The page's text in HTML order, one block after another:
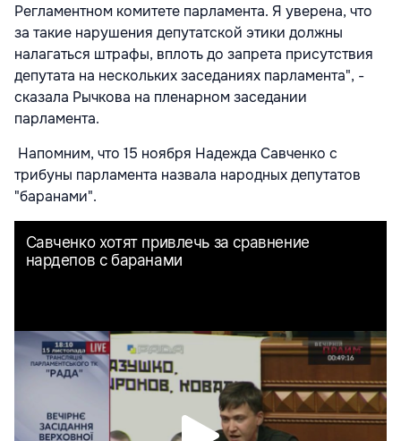
Регламентном комитете парламента. Я уверена, что
за такие нарушения депутатской этики должны
налагаться штрафы, вплоть до запрета присутствия
депутата на нескольких заседаниях парламента", -
сказала Рычкова на пленарном заседании
парламента.
Напомним, что 15 ноября Надежда Савченко с
трибуны парламента назвала народных депутатов
"баранами".